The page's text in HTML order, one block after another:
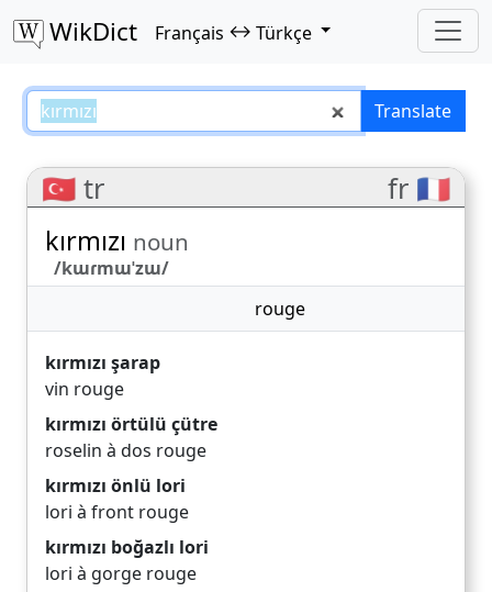
WikDict Français ↔ Türkçe
kırmızı – Français–TürkçeTranslate
🇹🇷 tr fr 🇫🇷
kırmızı noun
/kɯɾmɯˈzɯ/
rouge
kırmızı şarap
vin rouge
kırmızı örtülü çütre
roselin à dos rouge
kırmızı önlü lori
lori à front rouge
kırmızı boğazlı lori
lori à gorge rouge